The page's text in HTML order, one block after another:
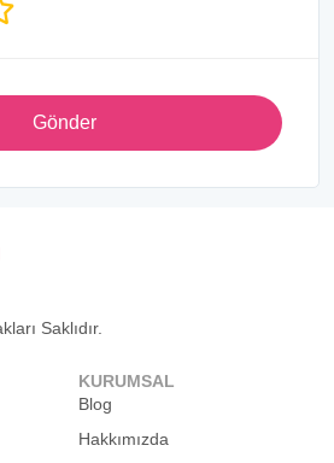
Gönder
Saklıdır.
KURUMSAL
Blog
Hakkımızda